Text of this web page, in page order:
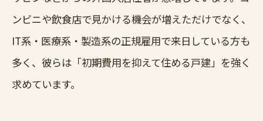
ンビニや飲食店で見かける機会が増えただけでなく、
IT系・医療系・製造系の正規雇用で来日している方も
多く、彼らは「初期費用を抑えて住める戸建」を強く
求めています。